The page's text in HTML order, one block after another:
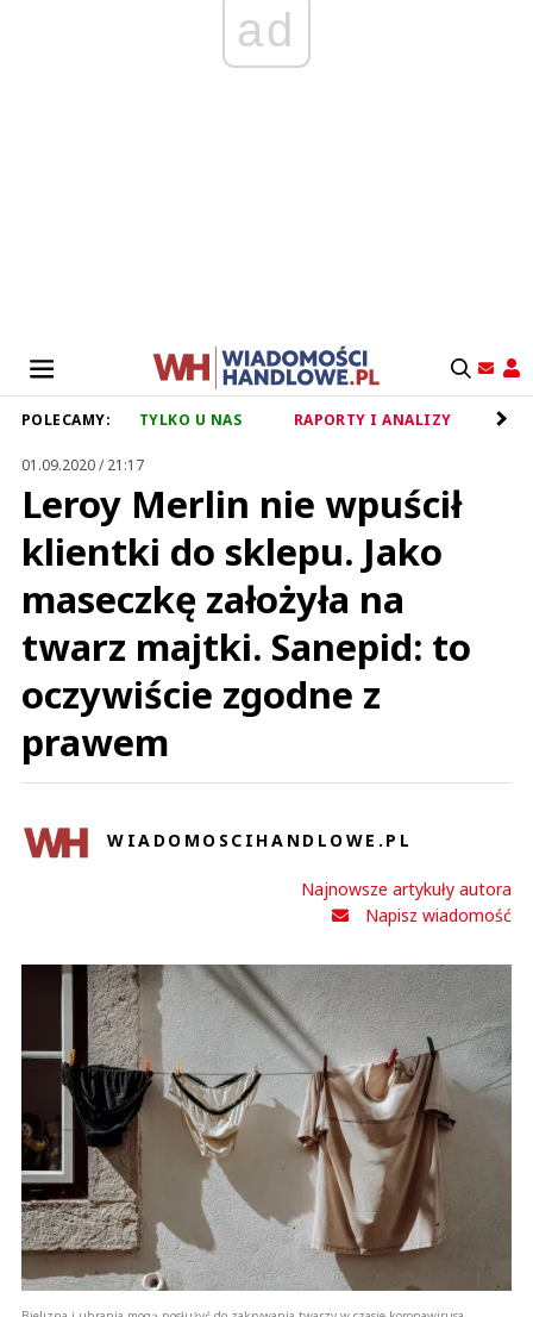
ad
POLECAMY: TYLKO U NAS RAPORTY I ANALIZY
01.09.2020 / 21:17
Leroy Merlin nie wpuścił
klientki do sklepu. Jako
maseczkę założyła na
twarz majtki. Sanepid: to
oczywiście zgodne z
prawem
WIADOMOSCIHANDLOWE.PL
Najnowsze artykuły autora
Napisz wiadomość